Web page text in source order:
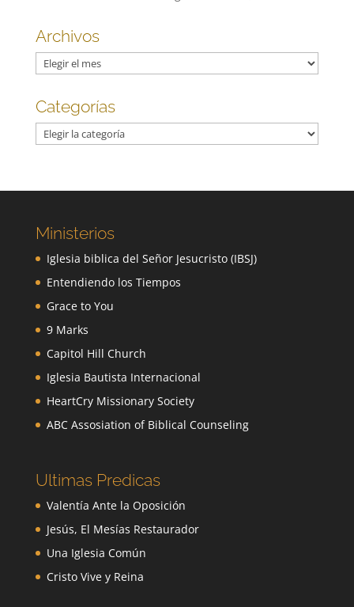
Archivos
Archivos
Categorías
Categorías
Ministerios
Iglesia biblica del Señor Jesucristo (IBSJ)
Entendiendo los Tiempos
Grace to You
9 Marks
Capitol Hill Church
Iglesia Bautista Internacional
HeartCry Missionary Society
ABC Assosiation of Biblical Counseling
Ultimas Predicas
Valentía Ante la Oposición
Jesús, El Mesías Restaurador
Una Iglesia Común
Cristo Vive y Reina